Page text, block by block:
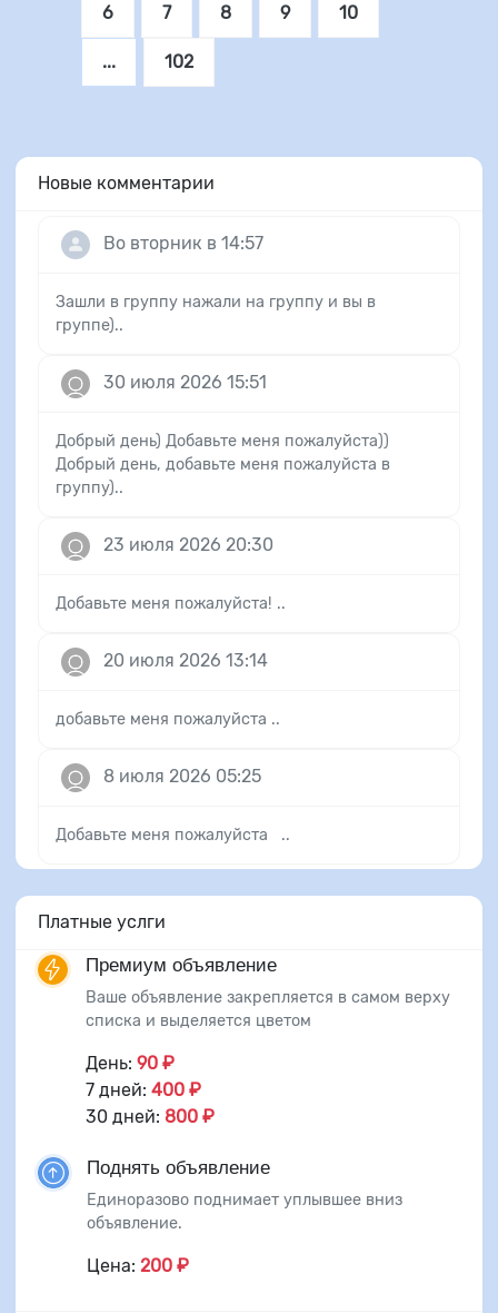
6 7 8 9 10
... 102
Новые комментарии
Во вторник в 14:57
Зашли в группу нажали на группу и вы в
группе)..
30 июля 2026 15:51
Добрый день) Добавьте меня пожалуйста))
Добрый день, добавьте меня пожалуйста в
группу)..
23 июля 2026 20:30
Добавьте меня пожалуйста! ..
20 июля 2026 13:14
добавьте меня пожалуйста ..
8 июля 2026 05:25
Добавьте меня пожалуйста ..
Платные услги
Премиум объявление
Ваше объявление закрепляется в самом верху
списка и выделяется цветом
День: 90 ₽
7 дней: 400 ₽
30 дней: 800 ₽
Поднять объявление
Единоразово поднимает уплывшее вниз
объявление.
Цена: 200 ₽